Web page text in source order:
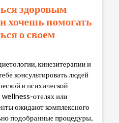
здоровым
хочешь помогать
о своем
кинезитерапии и
консультировать людей
и психической
отелях или
ожидают комплексного
подобранные процедуры,